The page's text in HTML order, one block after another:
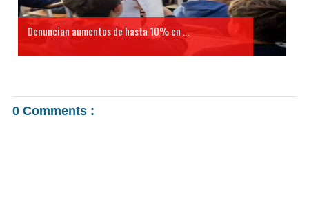
Denuncian aumentos de hasta 10% en ...
0 Comments :